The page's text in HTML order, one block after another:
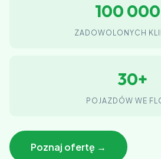
100
ZADOWOLONYCH
30+
POJAZDÓW WE
Poznaj ofertę →